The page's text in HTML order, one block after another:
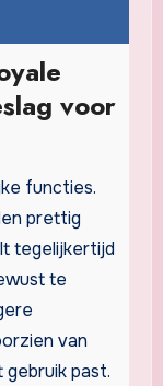
voor
functies.
prettig
tegelijkertijd
te
van
past.